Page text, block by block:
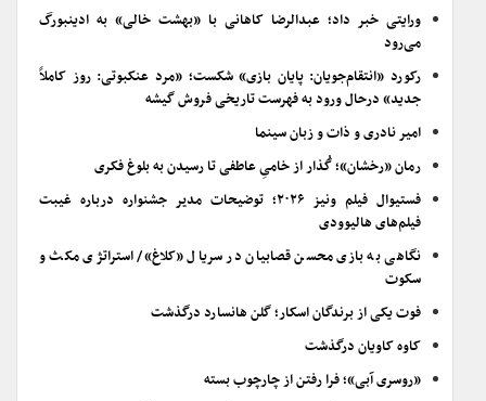
ورایتی خبر داد؛ عبدالرضا کاهانی با «بهشت خالی» به ادینبورگ
می‌رود
رکورد «انتقام‌جویان: پایان بازی» شکست؛ «مرد عنکبوتی: روز کاملاً
جدید» درحال ورود به فهرست تاریخی فروش گیشه
امیر نادری و ذات و زبان سینما
رمان «رخشان»؛ گُذار از خامیِ عاطفی تا رسیدن به بلوغ فکری
فستیوال فیلم ونیز ۲۰۲۶؛ توضیحات مدیر جشنواره درباره غیبت
فیلم‌های هالیوودی
نگاهی به بازی محسن قصابیان در سریال «کلاغ»/ استراتژی مکث و
سکوت
فوت یکی از برندگان اسکار؛ گلن هانسارد درگذشت
کاوه کاویان درگذشت
«روسری آبی»؛ فرا رفتن از چارچوب بسته